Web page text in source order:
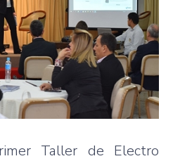
Taller de Electro